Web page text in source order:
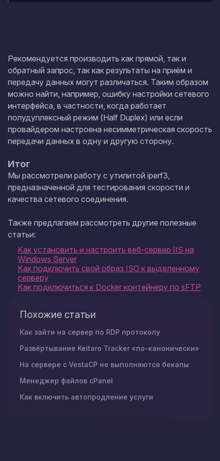
Рекомендуется производить как прямой, так и
обратный запрос, так как результаты на приём и
передачу данных могут различаться. Таким образом
можно найти, например, ошибку настройки сетевого
интерфейса, в частности, когда работает
полудуплексный режим (Half Duplex) или если
провайдером настроена несимметрическая скорость
передачи данных в одну и другую сторону.
Итог
Мы рассмотрели работу с утилитой iperf3,
предназначенной для тестирования скорости и
качества сетевого соединения.
Также предлагаем рассмотреть другие полезные
статьи:
Как установить и настроить веб-сервер IIS на
Windows Server
Как подключить свой образ ISO к выделенному
серверу
Как подключиться к Docker контейнеру по sFTP
Похожие статьи
Как зайти на сервер по RDP протоколу
Развёртывание Keitaro Tracker «по-канонически»
На сервере с VestaCP не выполняются бекапы
Менеджер файлов cPanel
Как включить автопродление услуги